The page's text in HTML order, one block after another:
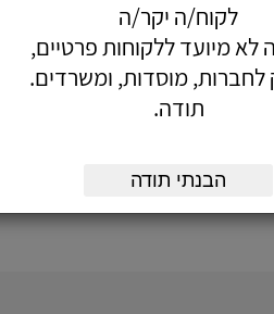
לקוח/ה יקר/ה
לא מיועד ללקוחות פרטיים,
לחברות, מוסדות, ומשרדים.
תודה.
הבנתי תודה